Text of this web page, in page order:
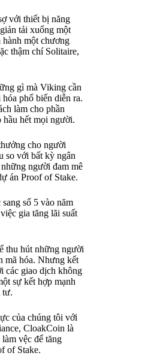
với thiết bị năng
tải xuống một
một chương
thậm chí Solitaire,
gì mà Viking cần
phổ biến diễn ra.
làm cho phần
hầu hết mọi người.
cho người
so với bất kỳ ngân
người đam mê
án Proof of Stake.
số 5 vào năm
gia tăng lãi suất
thu hút những người
mã hóa. Nhưng kết
các giao dịch không
sự kết hợp mạnh
tư.
của chúng tôi với
CloakCoin là
vệc để tăng
of Stake.